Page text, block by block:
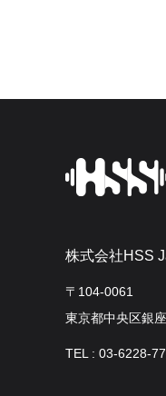
株式会社HSS
〒104-0061
東京都中央区銀
TEL : 03-6228-